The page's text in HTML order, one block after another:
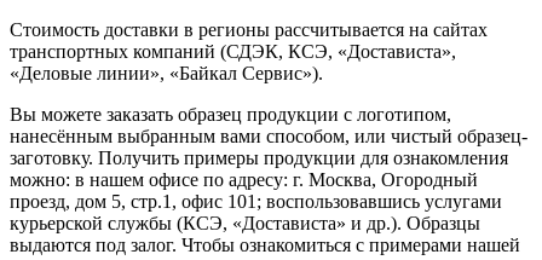
Стоимость доставки в регионы рассчитывается на сайтах
транспортных компаний (СДЭК, КСЭ, «Достависта»,
«Деловые линии», «Байкал Сервис»).
Вы можете заказать образец продукции с логотипом,
нанесённым выбранным вами способом, или чистый образец-
заготовку. Получить примеры продукции для ознакомления
можно: в нашем офисе по адресу: г. Москва, Огородный
проезд, дом 5, стр.1, офис 101; воспользовавшись услугами
курьерской службы (КСЭ, «Достависта» и др.). Образцы
выдаются под залог. Чтобы ознакомиться с примерами нашей